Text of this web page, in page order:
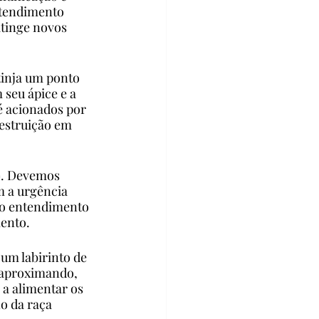
novos
um ponto
ápice e a
acionados por
em
Devemos
a urgência
entendimento
labirinto de
alimentar os
da raça